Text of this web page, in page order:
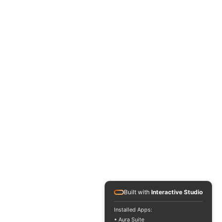
Built with Interactive Studio
Installed Apps:
• Aura Suite